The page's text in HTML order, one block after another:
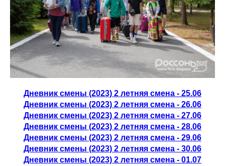
Дневник смены (2023) 2 летняя смена - 25.06
Дневник смены (2023) 2 летняя смена - 26.06
Дневник смены (2023) 2 летняя смена - 27.06
Дневник смены (2023) 2 летняя смена - 28.06
Дневник смены (2023) 2 летняя смена - 29.06
Дневник смены (2023) 2 летняя смена - 30.06
Дневник смены (2023) 2 летняя смена - 01.07